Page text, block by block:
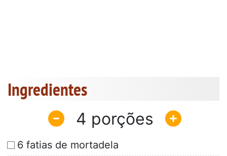
Ingredientes
4
6 fatias de mortadela